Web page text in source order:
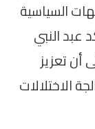
السياسية
عبد النبي
أن تعزيز
الاختلالات